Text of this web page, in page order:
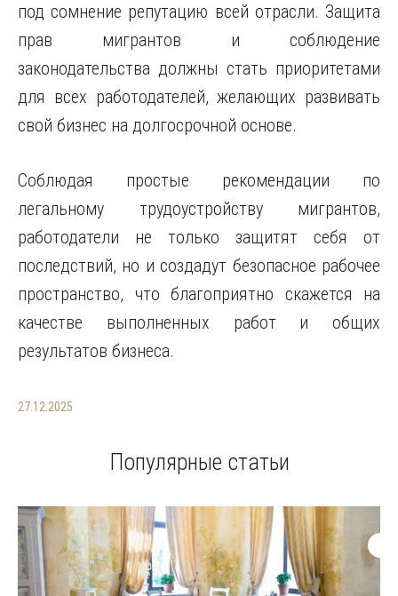
под сомнение репутацию всей отрасли. Защита
прав мигрантов и соблюдение
законодательства должны стать приоритетами
для всех работодателей, желающих развивать
свой бизнес на долгосрочной основе.
Соблюдая простые рекомендации по
легальному трудоустройству мигрантов,
работодатели не только защитят себя от
последствий, но и создадут безопасное рабочее
пространство, что благоприятно скажется на
качестве выполненных работ и общих
результатов бизнеса.
27.12.2025
Популярные статьи